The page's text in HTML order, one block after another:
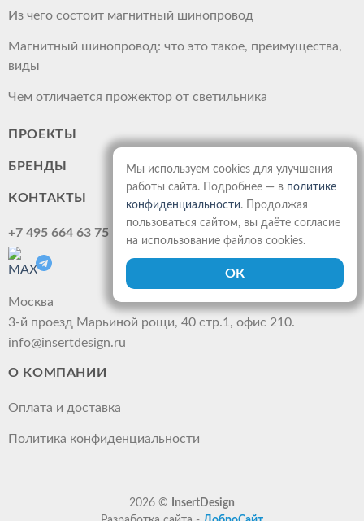
Из чего состоит магнитный шинопровод
Магнитный шинопровод: что это такое, преимущества,
виды
Чем отличается прожектор от светильника
ПРОЕКТЫ
БРЕНДЫ
КОНТАКТЫ
+7 495 664 63 75
Москва
3-й проезд Марьиной рощи, 40 стр.1, офис 210.
info@insertdesign.ru
О КОМПАНИИ
Оплата и доставка
Политика конфиденциальности
2026 ©
InsertDesign
Мы используем cookies для улучшения
работы сайта. Подробнее — в политике
конфиденциальности. Продолжая
пользоваться сайтом, вы даёте согласие
на использование файлов cookies.